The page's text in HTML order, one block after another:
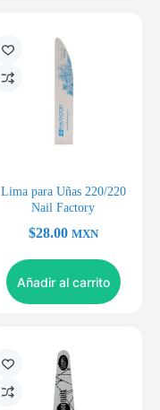
Lima para Uñas 220/220
Nail Factory
$28.00 MXN
Añadir al carrito